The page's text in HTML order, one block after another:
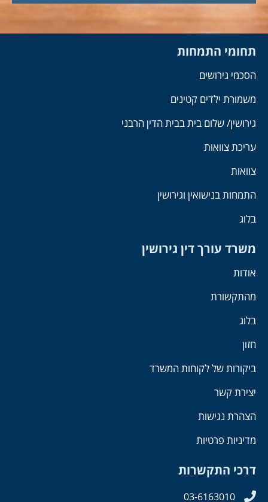
תחומי התמחות
הסכמי גירושים
משמורת ילדים קטינים
גירושין/ שלום בית בבית הדין הרבני
עריכת צוואות
צוואות
התמחות בנישואין וגירושין
בלוג
משרד עורך דין גירושין
אודות
מהתקשורת
בלוג
חזון
ביקורות של לקוחות המשרד
יצירת קשר
הצהרת נגישות
מדיניות פרטיות
דרכי התקשרות
03-6163010